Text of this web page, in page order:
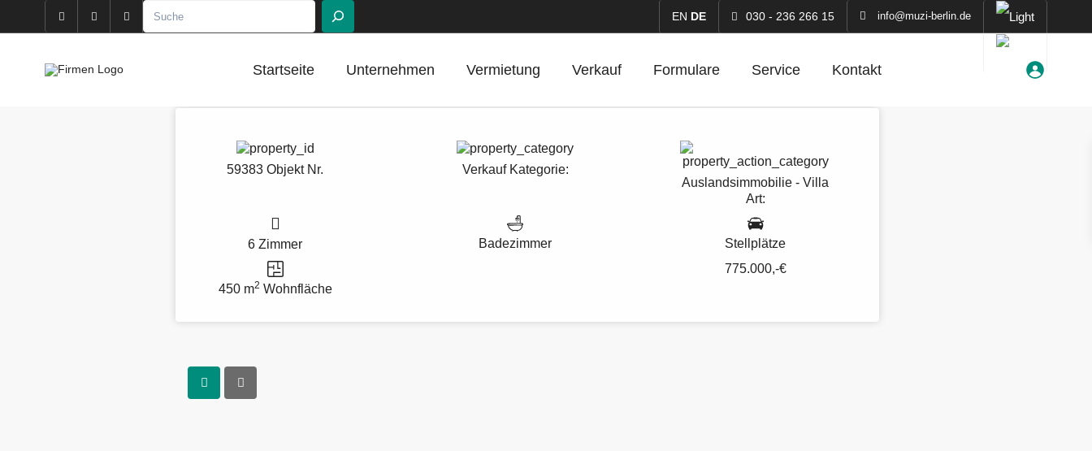
Suchen EN DE 030 - 236 266 15 info@muzi-berlin.de
Startseite Unternehmen Vermietung Verkauf Formulare Service Kontakt
59383 Objekt Nr. VerkaufKategorie:
Auslandsimmobilie - Villa
Art:
6 Zimmer Badezimmer Stellplätze
450 m2 Wohnfläche
775.000,-€